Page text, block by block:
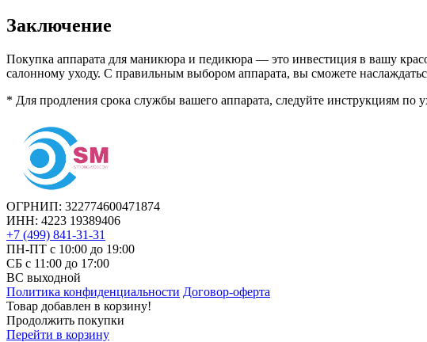
Заключение
Покупка аппарата для маникюра и педикюра — это инвестиция в вашу
салонному уходу. С правильным выбором аппарата, вы сможете
* Для продления срока службы вашего аппарата, следуйте инструкциям по
ОГРНИП: 322774600471874
ИНН: 4223 19389406
+7 (499) 841-31-31
ПН-ПТ с 10:00 до 19:00
СБ c 11:00 до 17:00
ВС выходной
Политика конфиденциальности Договор-оферта
Товар добавлен в корзину!
Продолжить покупки
Перейти в корзину